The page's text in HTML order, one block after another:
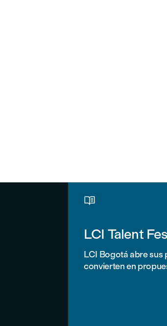

LCI Talent
LCI Bogotá abre sus
convierten en